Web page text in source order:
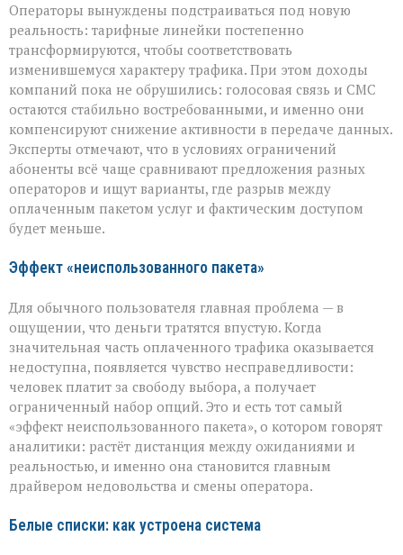
Операторы вынуждены подстраиваться под новую
реальность: тарифные линейки постепенно
трансформируются, чтобы соответствовать
изменившемуся характеру трафика. При этом доходы
компаний пока не обрушились: голосовая связь и СМС
остаются стабильно востребованными, и именно они
компенсируют снижение активности в передаче данных.
Эксперты отмечают, что в условиях ограничений
абоненты всё чаще сравнивают предложения разных
операторов и ищут варианты, где разрыв между
оплаченным пакетом услуг и фактическим доступом
будет меньше.
Эффект «неиспользованного пакета»
Для обычного пользователя главная проблема — в
ощущении, что деньги тратятся впустую. Когда
значительная часть оплаченного трафика оказывается
недоступна, появляется чувство несправедливости:
человек платит за свободу выбора, а получает
ограниченный набор опций. Это и есть тот самый
«эффект неиспользованного пакета», о котором говорят
аналитики: растёт дистанция между ожиданиями и
реальностью, и именно она становится главным
драйвером недовольства и смены оператора.
Белые списки: как устроена система